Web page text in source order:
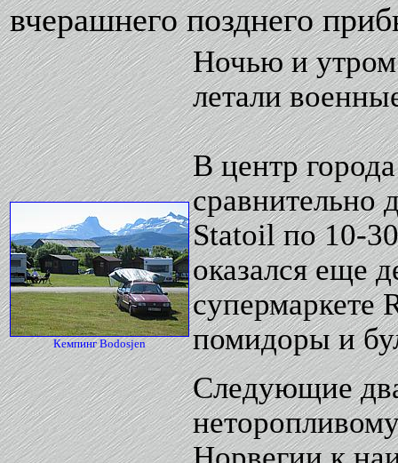
вчерашнего позднего
Кемпинг Bodosjen
Ночью и утром
летали
В центр
сравнительно
Statoil по 10-
оказался еще
супермаркете
помидоры и
Следующие